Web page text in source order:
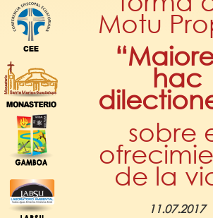
Motu
hac
sobre
de la
11.07.2017